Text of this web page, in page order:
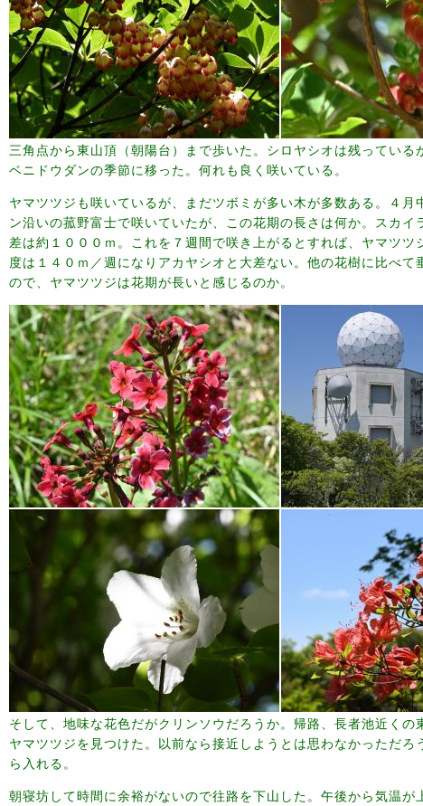
三角点から東山頂（朝陽台）まで歩いた。シロヤシオは残っている
ベニドウダンの季節に移った。何れも良く咲いている。
ヤマツツジも咲いているが、まだツボミが多い木が多数ある。４月
ン沿いの菰野富士で咲いていたが、この花期の長さは何か。スカイ
差は約１０００ｍ。これを７週間で咲き上がるとすれば、ヤマツツ
度は１４０ｍ／週になりアカヤシオと大差ない。他の花樹に比べて
ので、ヤマツツジは花期が長いと感じるのか。
そして、地味な花色だがクリンソウだろうか。帰路、長者池近くの
ヤマツツジを見つけた。以前なら接近しようとは思わなかっただろ
ら入れる。
朝寝坊して時間に余裕がないので往路を下山した。午後から気温が